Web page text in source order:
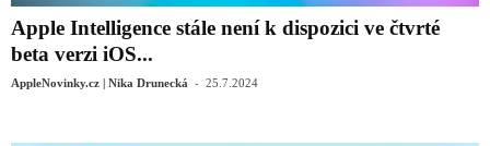
Apple Intelligence stále není k dispozici ve čtvrté
beta verzi iOS...
AppleNovinky.cz | Nika Drunecká - 25.7.2024